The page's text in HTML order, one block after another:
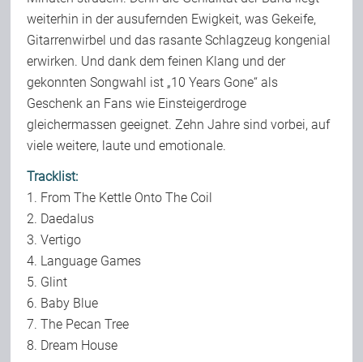
weiterhin in der ausufernden Ewigkeit, was Gekeife,
Gitarrenwirbel und das rasante Schlagzeug kongenial
erwirken. Und dank dem feinen Klang und der
gekonnten Songwahl ist „10 Years Gone“ als
Geschenk an Fans wie Einsteigerdroge
gleichermassen geeignet. Zehn Jahre sind vorbei, auf
viele weitere, laute und emotionale.
Tracklist:
1. From The Kettle Onto The Coil
2. Daedalus
3. Vertigo
4. Language Games
5. Glint
6. Baby Blue
7. The Pecan Tree
8. Dream House